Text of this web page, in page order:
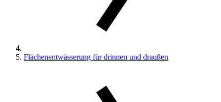
Flächenentwässerung für drinnen und draußen